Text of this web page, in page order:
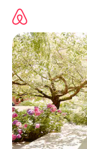
directement
contenu